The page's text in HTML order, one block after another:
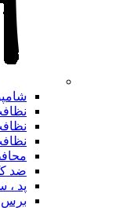
ضد
پد ،